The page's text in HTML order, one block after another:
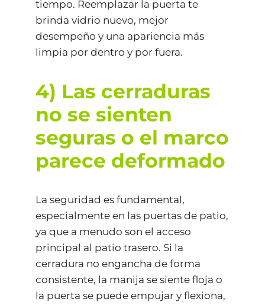
tiempo. Reemplazar la puerta te
brinda vidrio nuevo, mejor
desempeño y una apariencia más
limpia por dentro y por fuera.
4) Las cerraduras
no se sienten
seguras o el marco
parece deformado
La seguridad es fundamental,
especialmente en las puertas de patio,
ya que a menudo son el acceso
principal al patio trasero. Si la
cerradura no engancha de forma
consistente, la manija se siente floja o
la puerta se puede empujar y flexiona,